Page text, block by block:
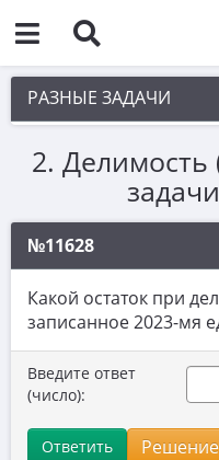
РАЗНЫЕ ЗАДАЧИ
1. Чётность
2. Делимость
3. Игры
5. Текстовые задачи
6. Вычисления
7. Уравнения
8. Планиметрия
2. Делимость
№11628
Какой остаток при
записанное 2023-мя
Введите ответ
(число):
Ответить Решение